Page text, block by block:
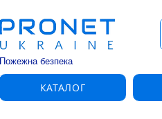
Пожежна безпека
КАТАЛОГ